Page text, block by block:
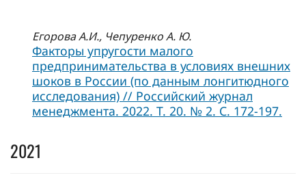
Егорова А.И., Чепуренко А. Ю.
Факторы упругости малого
предпринимательства в условиях внешних
шоков в России (по данным лонгитюдного
исследования) // Российский журнал
менеджмента. 2022. Т. 20. № 2. С. 172-197.
2021